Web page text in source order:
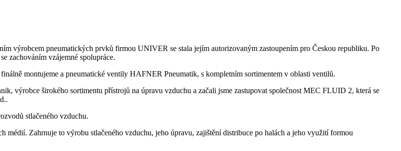
výrobcem pneumatických prvků firmou UNIVER se stala jejím autorizovaným zastoupením pro Českou republiku. Po
zachováním vzájemné spolupráce.
montujeme a pneumatické ventily HAFNER Pneumatik, s kompletním sortimentem v oblasti ventilů.
výrobce širokého sortimentu přístrojů na úpravu vzduchu a začali jsme zastupovat společnost MEC FLUID 2, která se
stlačeného vzduchu.
médií. Zahrnuje to výrobu stlačeného vzduchu, jeho úpravu, zajištění distribuce po halách a jeho využití formou